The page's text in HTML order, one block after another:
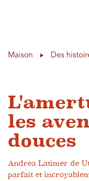
Maison Des
les
douces
Andrea Latimer de
parfait et